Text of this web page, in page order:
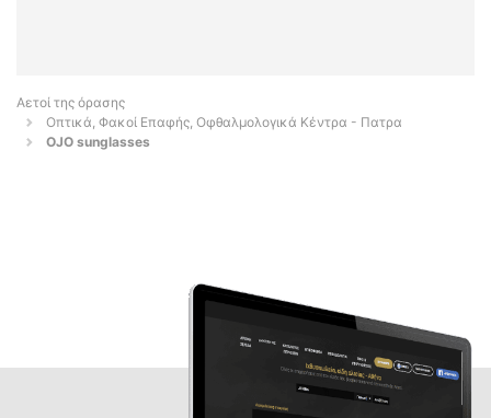
Αετοί της όρασης
Οπτικά, Φακοί Επαφής, Οφθαλμολογικά Κέντρα - Πατρα
OJO sunglasses